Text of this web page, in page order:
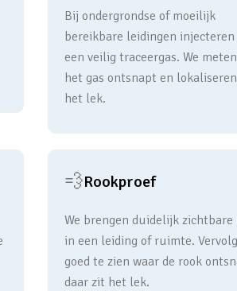
Bij ondergrondse of moeilijk
bereikbare leidingen
een veilig traceergas. We
het gas ontsnapt en
het lek.
💨Rookproef
We brengen duidelijk zichtbare
in een leiding of ruimte.
goed te zien waar de rook
daar zit het lek.